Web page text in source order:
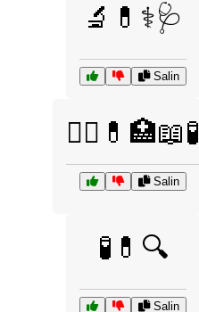
🔬💊⚕️🩺
Salin
🧑‍⚕️💊🏥📖🧪
Salin
🧪💊🔍
Salin